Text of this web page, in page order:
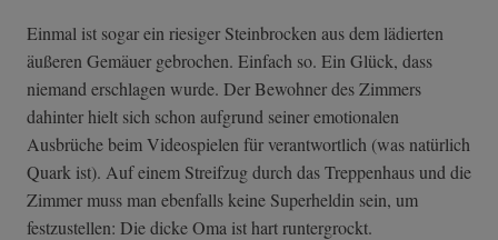
Einmal ist sogar ein riesiger Steinbrocken aus dem lädierten
äußeren Gemäuer gebrochen. Einfach so. Ein Glück, dass
niemand erschlagen wurde. Der Bewohner des Zimmers
dahinter hielt sich schon aufgrund seiner emotionalen
Ausbrüche beim Videospielen für verantwortlich (was natürlich
Quark ist). Auf einem Streifzug durch das Treppenhaus und die
Zimmer muss man ebenfalls keine Superheldin sein, um
festzustellen: Die dicke Oma ist hart runtergrockt.